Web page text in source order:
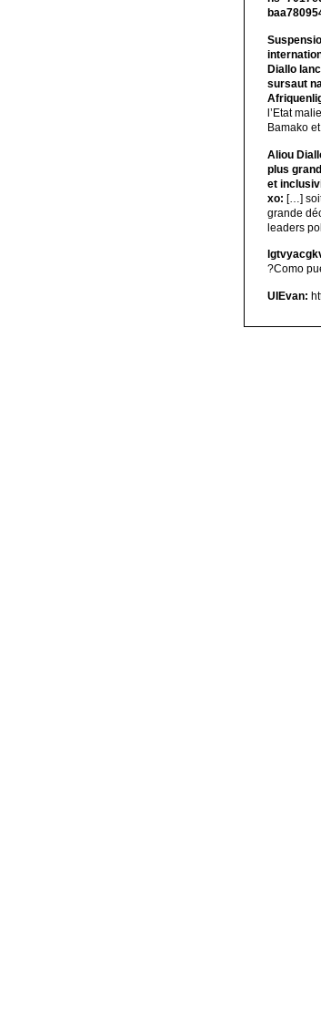
Diallo
sursaut
l’Etat
Bamako
Aliou
plus
et
xo: […]
grande
leaders
?Como
UIEvan: